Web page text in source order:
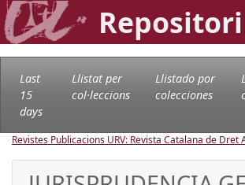
Repositori
Last
15
days
Llistat per
col·leccions
Llistado por
colecciones
Revistes Publicacions URV: Revista Catalana de Dret